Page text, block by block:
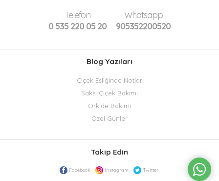
Telefon
0 535 220 05 20
Whatsapp
905352200520
Blog Yazıları
Çiçek Eşliğinde Notlar
Saksı Çiçek Bakımı
Orkide Bakımı
Özel Günler
Takip Edin
Facebook Instagram Twitter